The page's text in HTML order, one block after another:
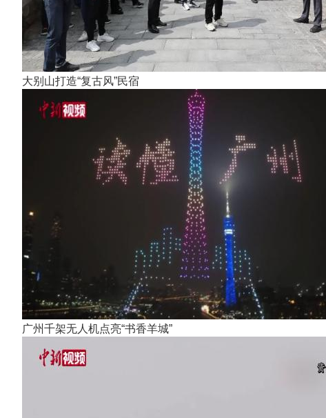
大别山打造“复古风”民宿
广州千架无人机点亮“书香羊城”